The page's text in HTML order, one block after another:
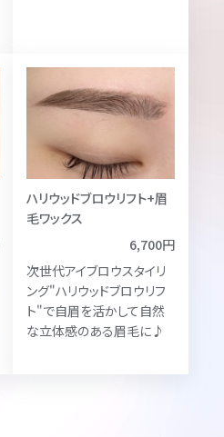
ハリウッドブロウリフト+眉
毛ワックス
6,700円
次世代アイブロウスタイリ
ング"ハリウッドブロウリフ
ト"で自眉を活かして自然
な立体感のある眉毛に♪